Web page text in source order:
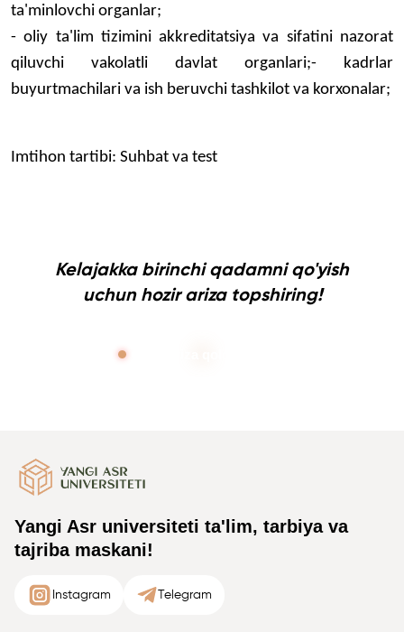
ta'minlovchi organlar;
- oliy ta'lim tizimini akkreditatsiya va sifatini nazorat
qiluvchi vakolatli davlat organlari;- kadrlar
buyurtmachilari va ish beruvchi tashkilot va korxonalar;
Imtihоn tartibi: Suhbat va test
Kelajakka birinchi qadamni qo'yish
uchun hozir ariza topshiring!
Yangi Asr universiteti ta'lim, tarbiya va
tajriba maskani!
Instagram Telegram